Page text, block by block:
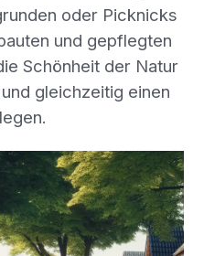
oder Picknicks
und gepflegten
Schönheit der Natur
gleichzeitig einen